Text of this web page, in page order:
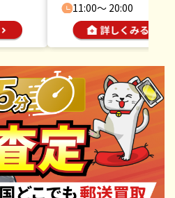
11:00〜 20:00